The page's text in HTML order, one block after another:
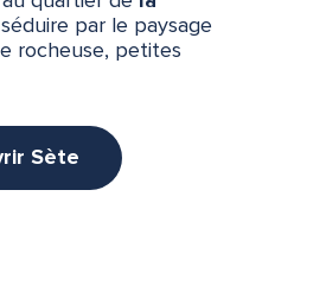
par le paysage
rocheuse, petites
Sète